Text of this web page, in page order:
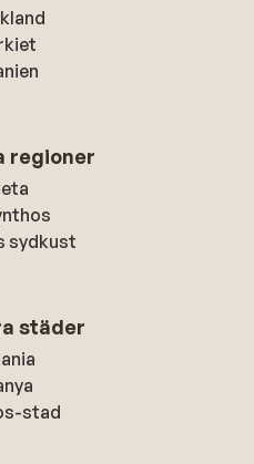
regioner
sydkust
städer
stad